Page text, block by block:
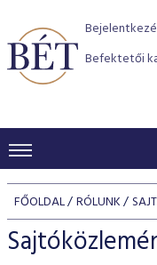
Befektetői
KERESKEDÉSI ADATOK
INDEXEK
BEFEKTETŐK
FŐOLDAL RÓLUNK